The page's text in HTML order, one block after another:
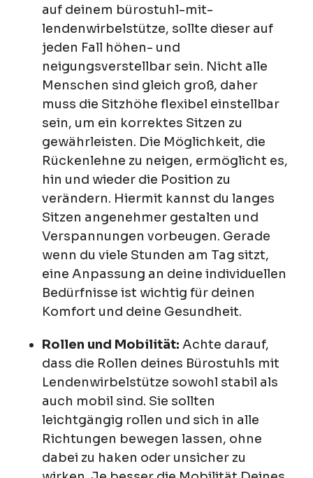
auf deinem bürostuhl-mit-
lendenwirbelstütze, sollte dieser auf
jeden Fall höhen- und
neigungsverstellbar sein. Nicht alle
Menschen sind gleich groß, daher
muss die Sitzhöhe flexibel einstellbar
sein, um ein korrektes Sitzen zu
gewährleisten. Die Möglichkeit, die
Rückenlehne zu neigen, ermöglicht es,
hin und wieder die Position zu
verändern. Hiermit kannst du langes
Sitzen angenehmer gestalten und
Verspannungen vorbeugen. Gerade
wenn du viele Stunden am Tag sitzt,
eine Anpassung an deine individuellen
Bedürfnisse ist wichtig für deinen
Komfort und deine Gesundheit.
Rollen und Mobilität: Achte darauf,
dass die Rollen deines Bürostuhls mit
Lendenwirbelstütze sowohl stabil als
auch mobil sind. Sie sollten
leichtgängig rollen und sich in alle
Richtungen bewegen lassen, ohne
dabei zu haken oder unsicher zu